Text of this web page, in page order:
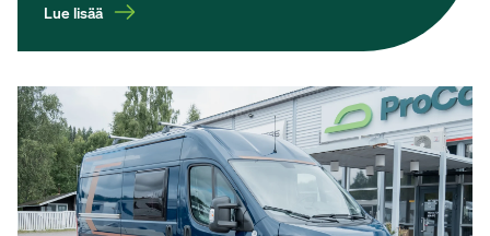
Lue lisää